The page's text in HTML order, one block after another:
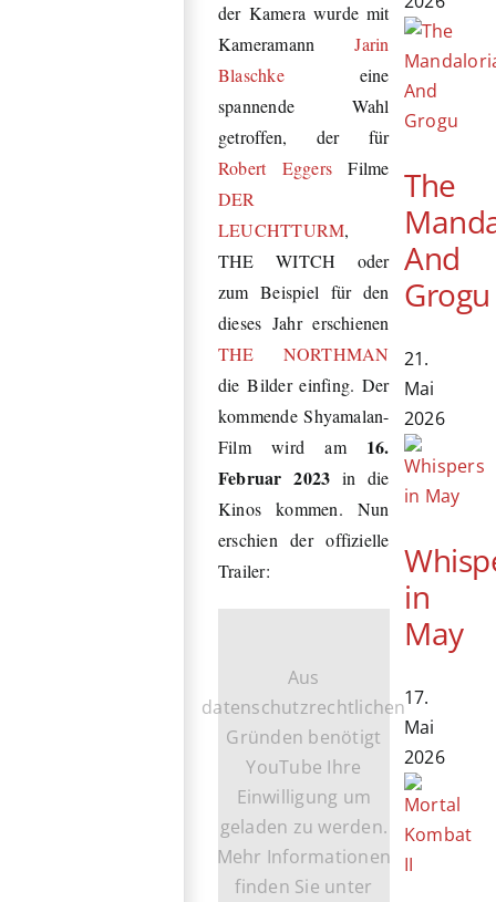
der Kamera wurde mit
KameramannJarin
Blaschkeeine
spannende Wahl
getroffen, der für
Robert Eggers Filme
DER
LEUCHTTURM,
THE WITCH oder
zum Beispiel für den
dieses Jahr erschienen
THE NORTHMAN
die Bilder einfing. Der
kommende Shyamalan-
Film wird am 16.
Februar 2023 in die
Kinos kommen. Nun
erschien der offizielle
Trailer:
Aus
datenschutzrechtlichen
Gründen benötigt
YouTube Ihre
Einwilligung um
geladen zu werden.
Mehr Informationen
finden Sie unter
The
And
Grogu
21.
Mai
2026
in
May
17.
Mai
2026